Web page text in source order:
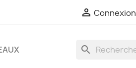
 Connexion
search